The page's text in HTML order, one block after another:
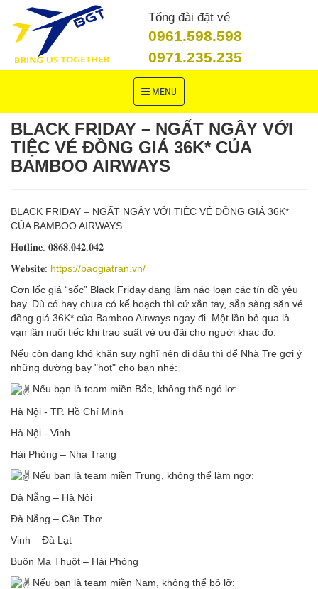
Tổng đài đặt vé
0961.598.598
0971.235.235
Toggle
navigation
MENU
BLACK FRIDAY – NGẤT NGÂY VỚI
TIỆC VÉ ĐỒNG GIÁ 36K* CỦA
BAMBOO AIRWAYS
BLACK FRIDAY – NGẤT NGÂY VỚI TIỆC VÉ ĐỒNG GIÁ 36K*
CỦA BAMBOO AIRWAYS
𝐇𝐨𝐭𝐥𝐢𝐧𝐞: 𝟎𝟖𝟔𝟖.𝟎𝟒𝟐.𝟎𝟒𝟐
𝐖𝐞𝐛𝐬𝐢𝐭𝐞: https://baogiatran.vn/
Cơn lốc giá “sốc” Black Friday đang làm náo loạn các tín đồ yêu
bay. Dù có hay chưa có kế hoạch thì cứ xắn tay, sẵn sàng săn vé
đồng giá 36K* của Bamboo Airways ngay đi. Một lần bỏ qua là
vạn lần nuối tiếc khi trao suất vé ưu đãi cho người khác đó.
Nếu còn đang khó khăn suy nghĩ nên đi đâu thì để Nhà Tre gợi ý
những đường bay "hot" cho bạn nhé:
Nếu bạn là team miền Bắc, không thể ngó lơ:
Hà Nội - TP. Hồ Chí Minh
Hà Nội - Vinh
Hải Phòng – Nha Trang
Nếu bạn là team miền Trung, không thể làm ngơ:
Đà Nẵng – Hà Nội
Đà Nẵng – Cần Thơ
Vinh – Đà Lạt
Buôn Ma Thuột – Hải Phòng
Nếu bạn là team miền Nam, không thể bỏ lỡ: